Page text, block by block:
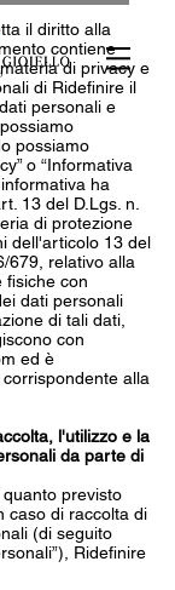
il diritto alla
contiene
di privacy e
di Ridefinire il
personali e
possiamo
o “Informativa
ha
13 del D.Lgs. n.
di protezione
dell'articolo 13 del
679, relativo alla
fisiche con
dati personali
di tali dati,
con
ed è
alla
l'utilizzo e la
da parte di
previsto
caso di raccolta di
(di seguito
Ridefinire